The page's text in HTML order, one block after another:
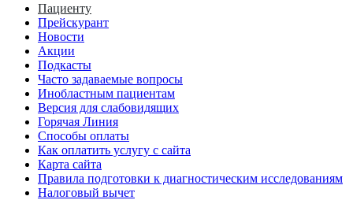
Пациенту
Прейскурант
Новости
Акции
Подкасты
Часто задаваемые вопросы
Инобластным пациентам
Версия для слабовидящих
Горячая Линия
Способы оплаты
Как оплатить услугу с сайта
Карта сайта
Правила подготовки к диагностическим исследованиям
Налоговый вычет